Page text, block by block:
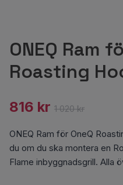
ONEQ Ram
Roasting
816 kr 1 020 kr
ONEQ Ram för OneQ
du om du ska montera en
Flame inbyggnadsgrill. Alla